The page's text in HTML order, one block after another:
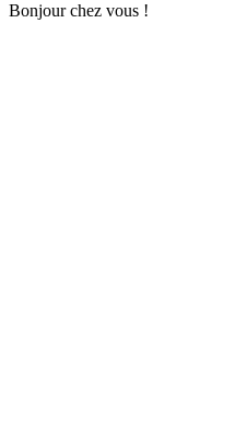
Bonjour chez vous !